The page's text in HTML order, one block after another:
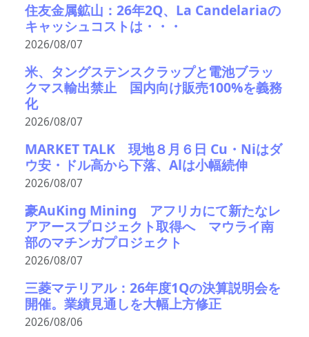
住友金属鉱山：26年2Q、La Candelariaの
キャッシュコストは・・・
2026/08/07
米、タングステンスクラップと電池ブラッ
クマス輸出禁止 国内向け販売100%を義務
化
2026/08/07
MARKET TALK 現地８月６日 Cu・Niはダ
ウ安・ドル高から下落、Alは小幅続伸
2026/08/07
豪AuKing Mining アフリカにて新たなレ
アアースプロジェクト取得へ マウライ南
部のマチンガプロジェクト
2026/08/07
三菱マテリアル：26年度1Qの決算説明会を
開催。業績見通しを大幅上方修正
2026/08/06